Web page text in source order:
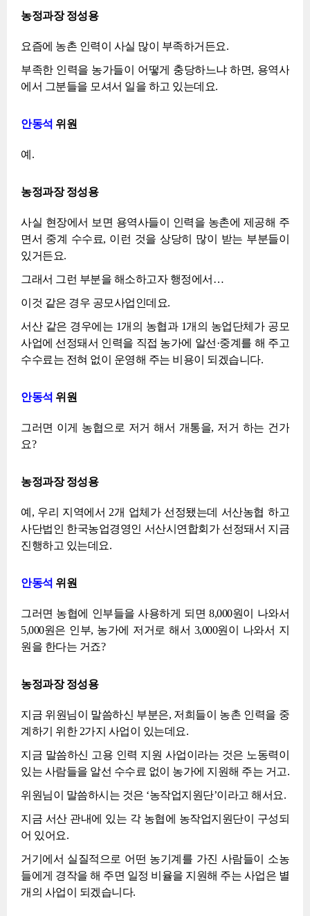
농정과장 정성용
요즘에 농촌 인력이 사실 많이 부족하거든요.
부족한 인력을 농가들이 어떻게 충당하느냐 하면, 용역사
에서 그분들을 모셔서 일을 하고 있는데요.
안동석 위원
예.
농정과장 정성용
사실 현장에서 보면 용역사들이 인력을 농촌에 제공해 주
면서 중계 수수료, 이런 것을 상당히 많이 받는 부분들이
있거든요.
그래서 그런 부분을 해소하고자 행정에서…
이것 같은 경우 공모사업인데요.
서산 같은 경우에는 1개의 농협과 1개의 농업단체가 공모
사업에 선정돼서 인력을 직접 농가에 알선·중계를 해 주고
수수료는 전혀 없이 운영해 주는 비용이 되겠습니다.
안동석 위원
그러면 이게 농협으로 저거 해서 개통을, 저거 하는 건가
요?
농정과장 정성용
예, 우리 지역에서 2개 업체가 선정됐는데 서산농협 하고
사단법인 한국농업경영인 서산시연합회가 선정돼서 지금
진행하고 있는데요.
안동석 위원
그러면 농협에 인부들을 사용하게 되면 8,000원이 나와서
5,000원은 인부, 농가에 저거로 해서 3,000원이 나와서 지
원을 한다는 거죠?
농정과장 정성용
지금 위원님이 말씀하신 부분은, 저희들이 농촌 인력을 중
계하기 위한 2가지 사업이 있는데요.
지금 말씀하신 고용 인력 지원 사업이라는 것은 노동력이
있는 사람들을 알선 수수료 없이 농가에 지원해 주는 거고.
위원님이 말씀하시는 것은 ‘농작업지원단’이라고 해서요.
지금 서산 관내에 있는 각 농협에 농작업지원단이 구성되
어 있어요.
거기에서 실질적으로 어떤 농기계를 가진 사람들이 소농
들에게 경작을 해 주면 일정 비율을 지원해 주는 사업은 별
개의 사업이 되겠습니다.